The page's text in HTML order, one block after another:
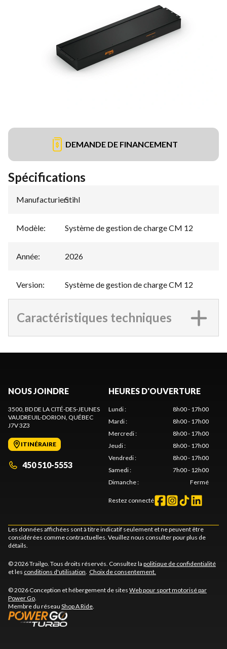
DEMANDE DE FINANCEMENT
Spécifications
Manufacturier:
Stihl
Modèle: Système de gestion de charge CM 12
Année: 2026
Version: Système de gestion de charge CM 12
Caractéristiques techniques
NOUS JOINDRE
3500, BD DE LA CITÉ-DES-JEUNES
VAUDREUIL-DORION, QUÉBEC
J7V 3Z3
ITINÉRAIRE
450 510-5553
HEURES D'OUVERTURE
Lundi:
8h00 - 17h00
Mardi:
8h00 - 17h00
Mercredi:
8h00 - 17h00
Jeudi:
8h00 - 17h00
Vendredi:
8h00 - 17h00
Samedi:
7h00 - 12h00
Dimanche: Fermé
Restez connecté
Les données affichées sont à titre indicatif seulement et ne peuvent être
considérées comme contractuelles. Veuillez nous consulter pour plus de
détails.
© 2026 Trailgo. Tous droits réservés. Consultez la politique de confidentialité
et les conditions d'utilisation. Choix de consentement.
© 2026 Conception et hébergement de sites Web pour sport motorisé par
Power Go.
Membre du réseau Shop A Ride.